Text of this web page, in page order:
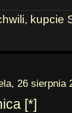
kupcie
26 sierpnia
[*]